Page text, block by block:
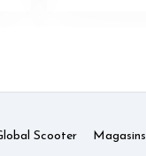
Scooter Magasins